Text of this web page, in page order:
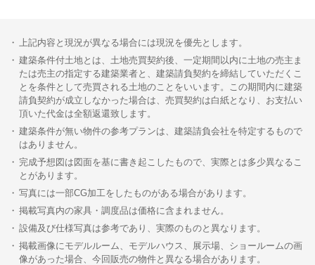
上記内容と現況が異なる場合には現況を優先とします。
建築条件付土地とは、土地売買契約後、一定期間以内に土地の売主ま
たは売主の指定する建築業者と、建築請負契約を締結していただくこ
とを条件として売買される土地のことをいいます。この期間内に建築
請負契約が成立しなかった場合は、売買契約は白紙となり、お支払い
頂いた代金は全額返還致します。
建築条件が無い物件の参考プランは、建築請負会社を特定するもので
はありません。
完成予想図は図面を基に書き起こしたもので、実際とは多少異なるこ
とがあります。
写真には一部CG加工をしたものがある場合があります。
掲載写真内の家具・調度品は価格に含まれません。
設備及び仕様写真は参考であり、実際のものと異なります。
掲載画像にモデルルーム、モデルハウス、展示場、ショールームの画
像があった場合、今回販売の物件と異なる場合があります。